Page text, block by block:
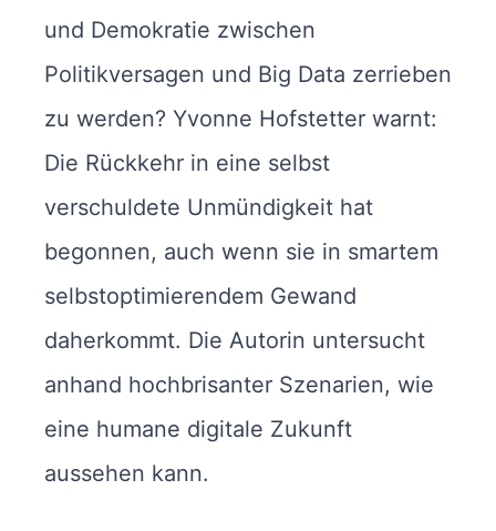
und Demokratie zwischen
Politikversagen und Big Data zerrieben
zu werden? Yvonne Hofstetter warnt:
Die Rückkehr in eine selbst
verschuldete Unmündigkeit hat
begonnen, auch wenn sie in smartem
selbstoptimierendem Gewand
daherkommt. Die Autorin untersucht
anhand hochbrisanter Szenarien, wie
eine humane digitale Zukunft
aussehen kann.